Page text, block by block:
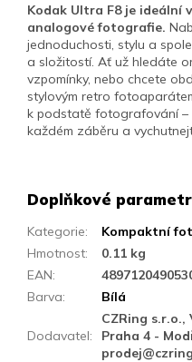
Kodak Ultra F8 je ideální
analogové fotografie.
jednoduchosti, stylu a
a složitostí. Ať už hledáte
vzpomínky, nebo chcete
stylovým retro
k podstatě fotografování –
každém záběru a
Doplňkové
Kategorie:
Kompaktní
Hmotnost:
0.11 kg
EAN:
Barva: Bílá
Dodavatel:
CZRing s.r.o.,
Praha 4 -